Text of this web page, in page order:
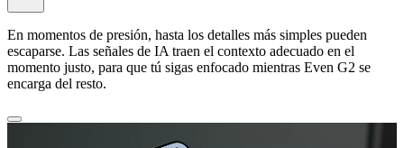
En momentos de presión, hasta los detalles más simples pueden
escaparse. Las señales de IA traen el contexto adecuado en el
momento justo, para que tú sigas enfocado mientras Even G2 se
encarga del resto.